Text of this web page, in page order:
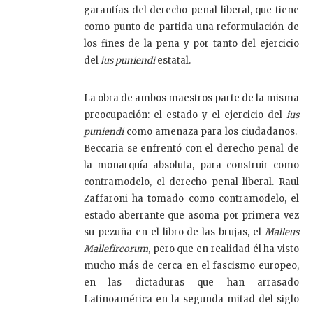
garantías del derecho penal liberal, que tiene
como punto de partida una reformulación de
los fines de la pena y por tanto del ejercicio
delius puniendiestatal.
La obra de ambos maestros parte de la misma
preocupación: el estado y el ejercicio del ius
puniendicomo amenaza para los ciudadanos.
Beccaria se enfrentó con el derecho penal de
la monarquía absoluta, para construir como
contramodelo, el derecho penal liberal. Raul
Zaffaroni ha tomado como contramodelo, el
estado aberrante que asoma por primera vez
su pezuña en el libro de las brujas, el Malleus
Mallefircorum, pero que en realidad él ha visto
mucho más de cerca en el fascismo europeo,
en las dictaduras que han arrasado
Latinoamérica en la segunda mitad del siglo